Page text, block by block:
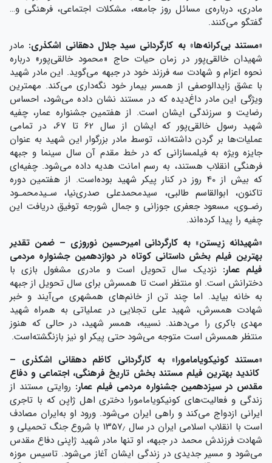
مادری، درباره‌ی مسائل روز جامعه، مشکلات اجتماعی، فرهنگی و…
گفتگو می‌کنند.
«مستند بی‌کرانه‌ها» به کارگردانی سید جلال دهقانی اشکذری: مادر
شهیدان خالقی‌پور در زمان حیات حاج «محمود خالقی‌پور» درباره
نحوه اعزام و شهادت سه فرزند خود در جبهه می‌گوید. این مادر شهید
با عشق زایدالوصفی از همسر بیمار خود نگه‌داری می‌کند. مهمترین
ویژگی این مادر داغ‌دیده که در مستند نشان داده می‌شود، احساس
رضایت و سرزندگی ایشان است. از هفتمین جشنواره عمار، چفیه
شهید رسول خالقی‌پور که ایشان از سال 62 تا 67، در تمامی
عملیات‌ها بر گردن داشته‌اند، توسط مادر بزرگوار این شهید به عنوان
جایزه ویژه به فیلمسازانی که در خط مقدم آن سال سینما و جبهه
فرهنگی انقلاب هستند، به رسم امانت هدیه داده می‌شود. چفیه‌ای
که بیش از 40 روز در کنار پیکر شهید بوده‌است. از هفتمین دوره
تاکنون، ابوالقاسم طالبی، سیدمحمدعلی صدری‌نیا، سـیدمحمـود
رضـوی، مسعود جعفری جوزانی و جمال شورجه توفیق دریافت این
چفیه را پیدا کرده‌اند.
«شهیدانه زیستن» به کارگردانی امیرحسین نوروزی – ضمن تقدیر
بهترین فیلم بخش داستانی کوتاه در دوازدهمین جشنواره مردمی
فیلم عمار: نزدیک سال تحویل است و مادری مشغول بازی با
دخترانش است. او منتظر است تا همسرش برای سال تحویل از جبهه
به خانه بیاید. اما چند تن از خانم‌های همشهری می‌آیند و خبر
شهادت همسرش، شهید علی تجلایی در عملیاتی به همراه شهید
مهدی باکری را می‌دهند. نسیبه، همسر شهید، در حالی که هنوز
منتظر همسرش است متوجه می‌شود حتی پیکر او نیز بازنگشته‌است.
«مستند کونیکویامامورا» به کارگردانی کاظم دهقانی اشکذری –
کاندید بهترین فیلم مستند بخش تاریخ فرهنگی، اجتماعی و دفاع
مقدس در سیزدهمین جشنواره مردمی فیلم عمار: روایتی مستند از
زندگی و فعالیت‌های کونیکویامامورا دختری اهل ژاپن که با تاجری
ایرانی ازدواج می‌کند و راهی ایران می‌شود. ورود او به‌ایران مصادف
است با انقلاب اسلامی ایران در سال ۱۳۵۷٫ با شروع جنگ تحمیلی و
شهادت فرزندش محمد در جبهه، او تنها مادر شهید ژاپنی دفاع مقدس
می‌شود و مسیر جدیدی در زندگی ایشان آغاز می‌شود. تاسیس موزه